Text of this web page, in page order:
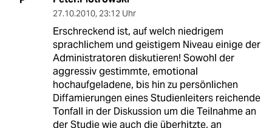
27.10.2010, 23:12 Uhr
Erschreckend ist, auf welch niedrigem
sprachlichem und geistigem Niveau einige der
Administratoren diskutieren! Sowohl der
aggressiv gestimmte, emotional
hochaufgeladene, bis hin zu persönlichen
Diffamierungen eines Studienleiters reichende
Tonfall in der Diskussion um die Teilnahme an
der Studie wie auch die überhitzte, an